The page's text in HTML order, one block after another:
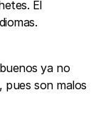
El
ya no
pues son malos